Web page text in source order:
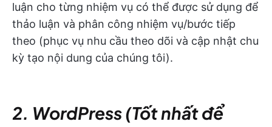
luận cho từng nhiệm vụ có thể được sử dụng để
thảo luận và phân công nhiệm vụ/bước tiếp
theo (phục vụ nhu cầu theo dõi và cập nhật chu
kỳ tạo nội dung của chúng tôi).
2. WordPress (Tốt nhất để